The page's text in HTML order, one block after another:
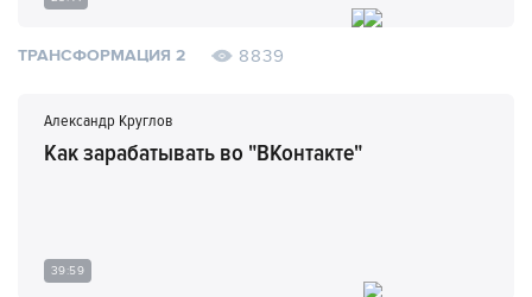
ТРАНСФОРМАЦИЯ 2 8839
Александр Круглов
Как зарабатывать во "ВКонтакте"
39:59